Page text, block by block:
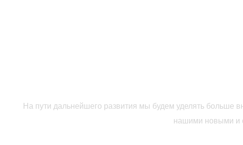
На пути дальнейшего развития мы будем уделять больше
нашими новыми и